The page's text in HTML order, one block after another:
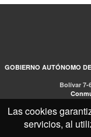
GOBIERNO AUTÓNOMO
Bolívar 7-
Las cookies
servicios, al